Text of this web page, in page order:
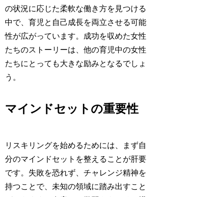
の状況に応じた柔軟な働き方を見つける
中で、育児と自己成長を両立させる可能
性が広がっています。成功を収めた女性
たちのストーリーは、他の育児中の女性
たちにとっても大きな励みとなるでしょ
う。
マインドセットの重要性
リスキリングを始めるためには、まず自
分のマインドセットを整えることが肝要
です。失敗を恐れず、チャレンジ精神を
持つことで、未知の領域に踏み出すこと